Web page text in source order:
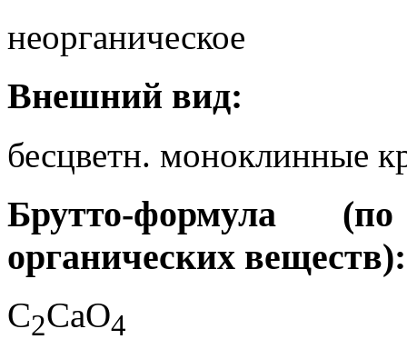
неорганическое
Внешний вид:
бесцветн. моноклинные
Брутто-формула
органических веществ):
C2CaO4